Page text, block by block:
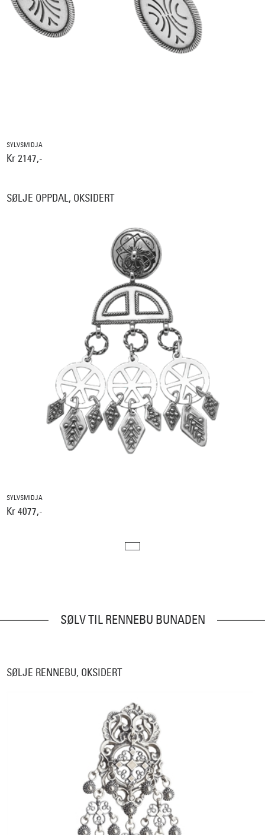
SYLVSMIDJA
Kr 2147,-
SØLJE OPPDAL, OKSIDERT
SYLVSMIDJA
Kr 4077,-
SØLV TIL RENNEBU BUNADEN
SØLJE RENNEBU, OKSIDERT